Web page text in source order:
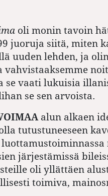
oli monin tavoin
juoruja siitä, miten
uuden lehden, ja
vahvistaaksemme
se vaati lukuisia
se sen arvoista.
alun alkaen
tutustuneeseen
järjestämissä
oli yllättäen
toimiva,